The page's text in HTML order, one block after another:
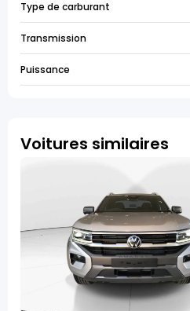
Type de carburant
Transmission
Puissance
Voitures similaires